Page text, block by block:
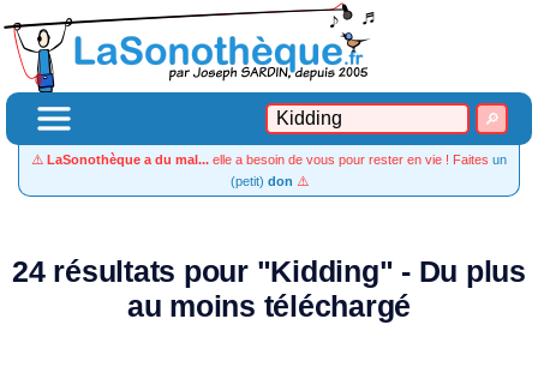
⚠️ LaSonothèque a du mal... elle a besoin de vous pour rester en vie ! Faites un
(petit) don ⚠️
24 résultats pour "Kidding" - Du plus
au moins téléchargé